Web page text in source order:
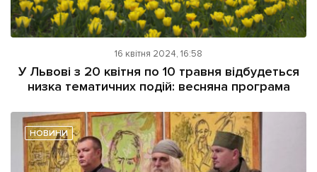
16 квітня 2024, 16:58
У Львові з 20 квітня по 10 травня відбудеться
низка тематичних подій: весняна програма
НОВИНИ